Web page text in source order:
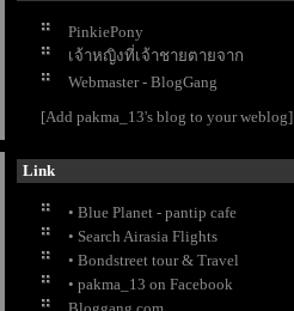
PinkiePony
เจ้าหญิงที่เจ้าชายตายจาก
Webmaster - BlogGang
[Add pakma_13's blog to your weblog]
Link
• Blue Planet - pantip cafe
• Search Airasia Flights
• Bondstreet tour & Travel
• pakma_13 on Facebook